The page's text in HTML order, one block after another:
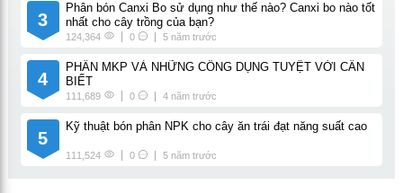
3
Phân bón Canxi Bo sử dụng như thế nào? Canxi bo nào tốt
nhất cho cây trồng của bạn?
124,364 0 5 năm trước
4
PHÂN MKP VÀ NHỮNG CÔNG DỤNG TUYỆT VỜI CẦN
BIẾT
111,689 0 4 năm trước
5
Kỹ thuật bón phân NPK cho cây ăn trái đạt năng suất cao
111,524 0 5 năm trước